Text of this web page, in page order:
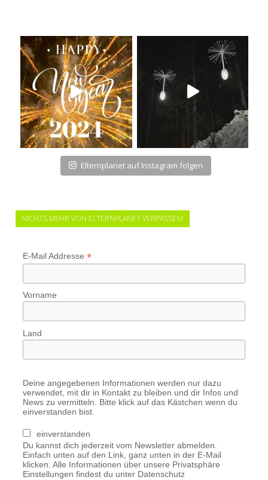
Elternplanet auf Instagram folgen
NICHTS MEHR VON ELTERNPLANET VERPASSEN!
E-Mail Addresse *
Vorname
Land
Deine angegebenen Informationen werden nur dazu
verwendet, mit dir in Kontakt zu bleiben und dir Infos und
News zu vermitteln. Bitte klick auf das Kästchen wenn du
einverstanden bist.
einverstanden
Du kannst dich jederzeit vom Newsletter abmelden.
Einfach unten auf den Link, ganz unten in der E-Mail
klicken. Alle Informationen über unsere Privatsphäre
Einstellungen findest du unter Datenschutz